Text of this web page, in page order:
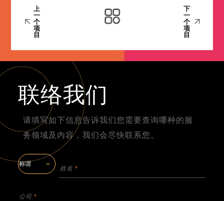
上
一
个
项
目
下
一
个
项
目
联络我们
请填写如下信息告诉我们您需要查询哪种的服
务领域及内容，我们会尽快联系您。